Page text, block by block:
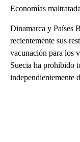
Economías
Dinamarca y Países
recientemente sus
vacunación para los
Suecia ha prohibido
independientemente